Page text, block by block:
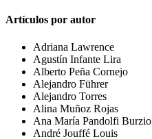
Artículos por autor
Adriana Lawrence
Agustín Infante Lira
Alberto Peña Cornejo
Alejandro Führer
Alejandro Torres
Alina Muñoz Rojas
Ana María Pandolfi Burzio
André Jouffé Louis